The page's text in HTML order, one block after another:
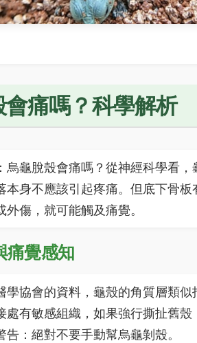
痛嗎？科學解析
烏龜脫殼會痛嗎？從神經科學看
本身不應該引起疼痛。但底下骨
傷，就可能觸及痛覺。
痛覺感知
學協會的資料，龜殼的角質層類似
處有敏感組織，如果強行撕扯舊
告：絕對不要手動幫烏龜剝殼。